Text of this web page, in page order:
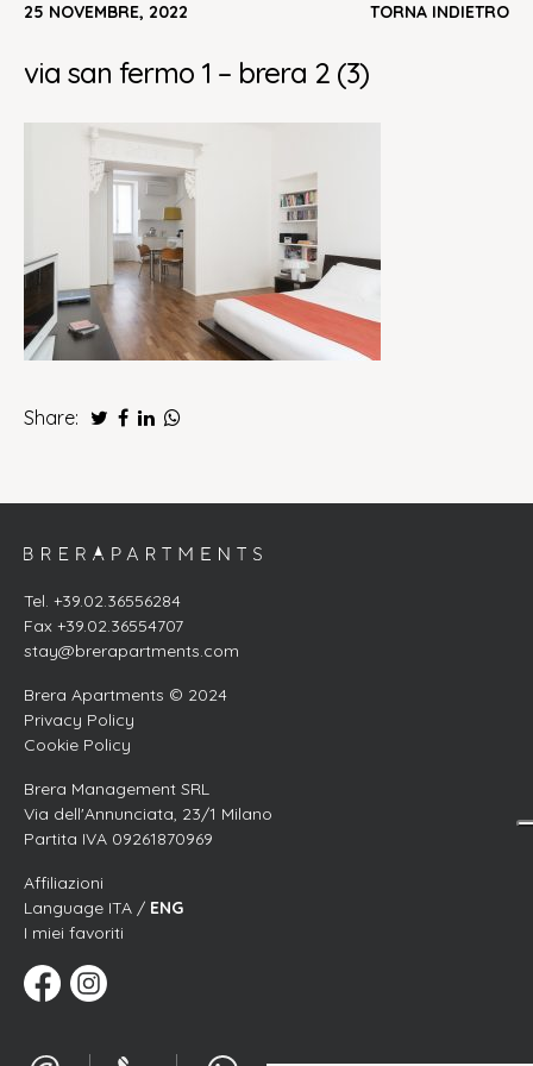
25 NOVEMBRE, 2022 TORNA INDIETRO
via san fermo 1 – brera 2 (3)
Share:
Tel. +39.02.36556284
Fax +39.02.36554707
stay@brerapartments.com
Brera Apartments © 2024
Privacy Policy
Cookie Policy
Brera Management SRL
Via dell'Annunciata, 23/1 Milano
Partita IVA 09261870969
Affiliazioni
Language ITA / ENG
I miei favoriti